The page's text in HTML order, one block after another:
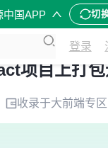
中国APP 切
登录
项目上打
收录于大前端专区